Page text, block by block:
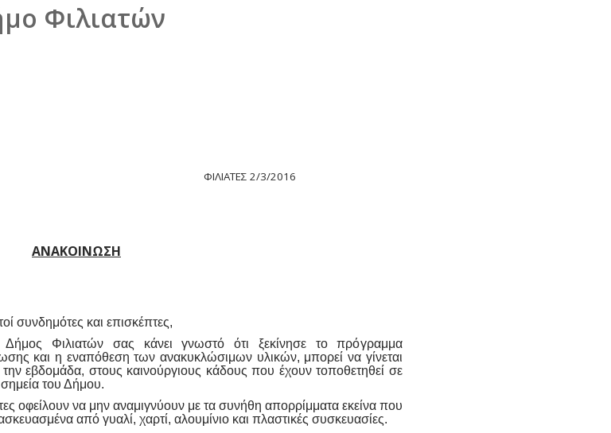
Φιλιατών
ΦΙΛΙΑΤΕΣ 2/3/2016
ΑΝΑΚΟΙΝΩΣΗ
συνδημότες και επισκέπτες,
Φιλιατών σας κάνει γνωστό ότι ξεκίνησε το πρόγραμμα
και η εναπόθεση των ανακυκλώσιμων υλικών, μπορεί να γίνεται
την εβδομάδα, στους καινούργιους κάδους που έχουν τοποθετηθεί σε
του Δήμου.
οφείλουν να μην αναμιγνύουν με τα συνήθη απορρίμματα εκείνα που
από γυαλί, χαρτί, αλουμίνιο και πλαστικές συσκευασίες.